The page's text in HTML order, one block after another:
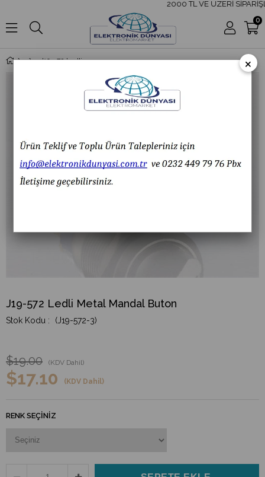
2000 TL VE ÜZERİ
0
J19-572 Ledli Metal Mandal Buton
J19-572 Ledli Metal Mandal Buton
(J19-572-3)
$19.00 (KDV Dahil)
$17.10 (KDV Dahil)
RENK SEÇINIZ
×